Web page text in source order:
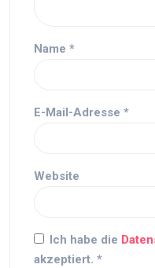
Name *
E-Mail-Adresse *
Website
Ich habe die
akzeptiert. *